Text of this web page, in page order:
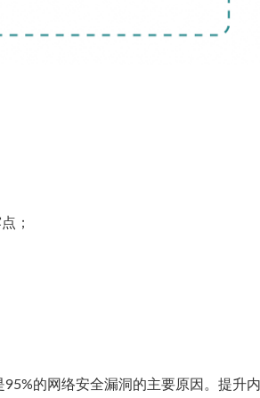
；
的网络安全漏洞的主要原因。提升